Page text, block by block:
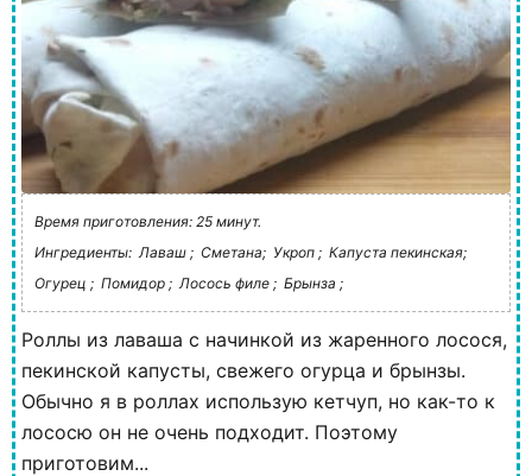
Время приготовления: 25 минут.
Ингредиенты: Лаваш ; Сметана; Укроп ; Капуста пекинская;
Огурец ; Помидор ; Лосось филе ; Брынза ;
Роллы из лаваша с начинкой из жаренного лосося,
пекинской капусты, свежего огурца и брынзы.
Обычно я в роллах использую кетчуп, но как-то к
лососю он не очень подходит. Поэтому
приготовим...